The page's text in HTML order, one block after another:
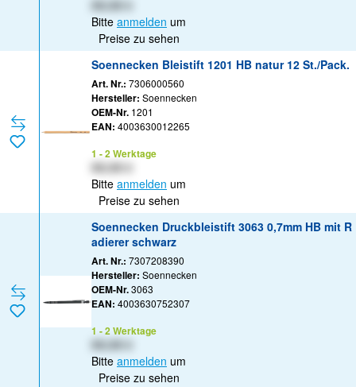
Bitte anmelden um
Preise zu sehen
Soennecken Bleistift 1201 HB natur 12 St./Pack.
Art. Nr.: 7306000560
Hersteller: Soennecken
OEM-Nr. 1201
EAN: 4003630012265
1 - 2 Werktage
Bitte anmelden um
Preise zu sehen
Soennecken Druckbleistift 3063 0,7mm HB mit R
adierer schwarz
Art. Nr.: 7307208390
Hersteller: Soennecken
OEM-Nr.3063
EAN: 4003630752307
1 - 2 Werktage
Bitte anmelden um
Preise zu sehen